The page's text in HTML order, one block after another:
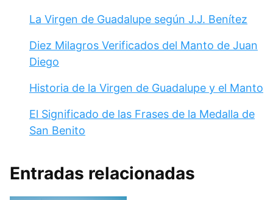
La Virgen de Guadalupe según J.J. Benítez
Diez Milagros Verificados del Manto de Juan
Diego
Historia de la Virgen de Guadalupe y el Manto
El Significado de las Frases de la Medalla de
San Benito
Entradas relacionadas